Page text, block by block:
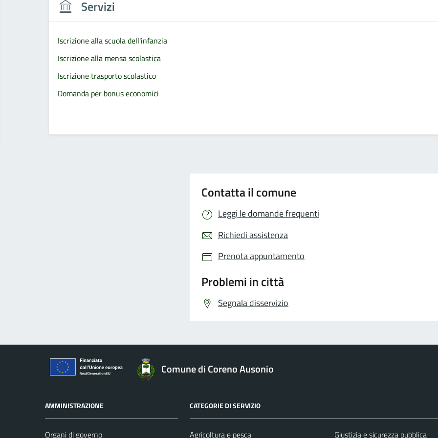
Servizi
Iscrizione alla scuola dell'infanzia
Iscrizione alla mensa scolastica
Iscrizione trasporto scolastico
Domanda per bonus economici
Contatta il comune
Leggi le domande frequenti
Richiedi assistenza
Prenota appuntamento
Problemi in città
Segnala disservizio
Comune di Coreno Ausonio
AMMINISTRAZIONE
Organi di governo
CATEGORIE DI SERVIZIO
Agricoltura e pesca Giustizia e sicurezza pubblica